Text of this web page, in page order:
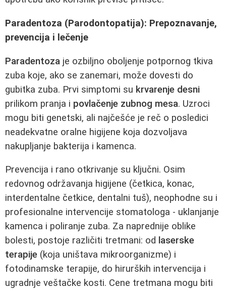
Paradentoza (Parodontopatija): Prepoznavanje,
prevencija i lečenje
Paradentoza je ozbiljno oboljenje potpornog tkiva
zuba koje, ako se zanemari, može dovesti do
gubitka zuba. Prvi simptomi su krvarenje desni
prilikom pranja i povlačenje zubnog mesa. Uzroci
mogu biti genetski, ali najčešće je reč o posledici
neadekvatne oralne higijene koja dozvoljava
nakupljanje bakterija i kamenca.
Prevencija i rano otkrivanje su ključni. Osim
redovnog održavanja higijene (četkica, konac,
interdentalne četkice, dentalni tuš), neophodne su i
profesionalne intervencije stomatologa - uklanjanje
kamenca i poliranje zuba. Za naprednije oblike
bolesti, postoje različiti tretmani: od laserske
terapije (koja uništava mikroorganizme) i
fotodinamske terapije, do hirurških intervencija i
ugradnje veštačke kosti. Cene tretmana mogu biti